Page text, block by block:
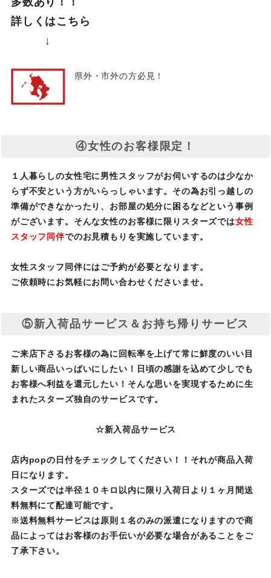
詳しくはこちら
↓
県外・市外の方必見！
④女性のお客様限定！
１人暮らしの女性宅に男性スタッフがお伺いするのは少なか
らず不安という方がいらっしゃいます。その為お引っ越しの
準備ができなかったり、お部屋の処分に困るなどという事例
がございます。そんな女性のお客様に限りスターズでは女性
スタッフ同伴でのお見積もりを実施しています。
女性スタッフ同伴にはご予約が必要となります。
ご依頼時にお気軽にお問い合わせくださいませ。
⑤新入荷品サービス＆お持ち帰りサービス
ご来店下さるお客様の為に回転率を上げて常に鮮度のいい目
新しい商品いっぱいにしたい！日頃の感謝を込めて少しでも
お客様へ利益を還元したい！そんな思いを実現するために生
まれたスターズ独自のサービスです。
☆新入荷品サービス
店内popの日付をチェックしてください！！それが商品入荷
日になります。
スターズでは半径１０キロ以内に限り入荷日より１ヶ月間送
料無料にて配達可能です。
※送料無料サービスは原則１名のみの派遣になりますので商
品によってはお客様のお手伝いが必要な場合があることをご
了承下さい。